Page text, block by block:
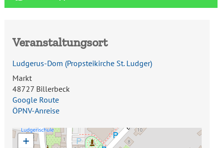
Veranstaltungsort
Ludgerus-Dom (Propsteikirche St. Ludger)
Markt
48727 Billerbeck
Google Route
ÖPNV-Anreise
+